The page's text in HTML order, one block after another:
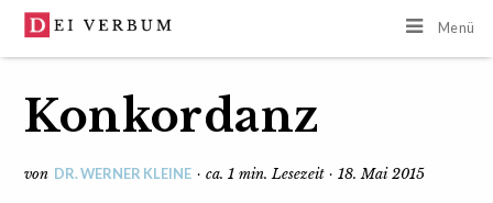
Menü
Konkordanz
von DR. WERNER KLEINE · ca. 1 min. Lesezeit · 18. Mai 2015